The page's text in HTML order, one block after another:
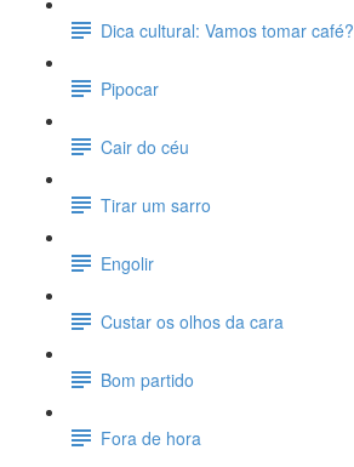
Dica cultural: Vamos tomar café?
Pipocar
Cair do céu
Tirar um sarro
Engolir
Custar os olhos da cara
Bom partido
Fora de hora